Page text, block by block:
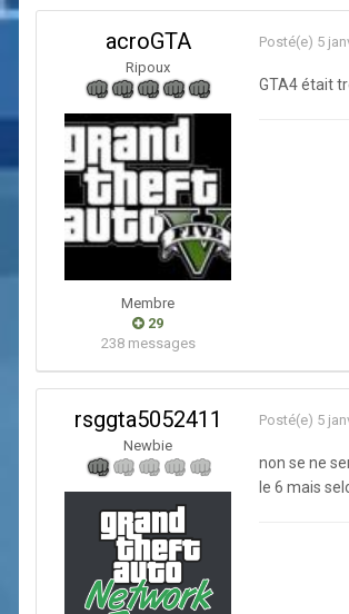
acroGTA
Ripoux
Membre
29
238 messages
Posté(e) 5
GTA4 était
rsggta5052411
Newbie
Posté(e) 5
non se ne
le 6 mais